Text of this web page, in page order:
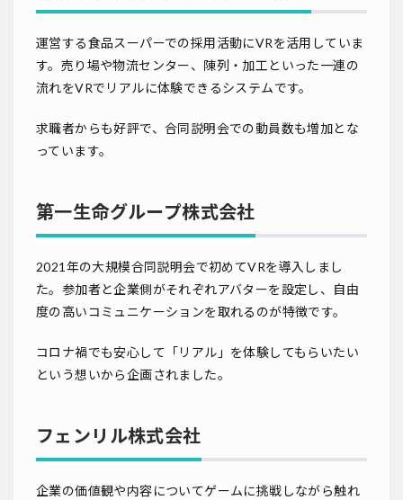
運営する食品スーパーでの採用活動にVRを活用していま
す。売り場や物流センター、陳列・加工といった一連の
流れをVRでリアルに体験できるシステムです。
求職者からも好評で、合同説明会での動員数も増加とな
っています。
第一生命グループ株式会社
2021年の大規模合同説明会で初めてVRを導入しまし
た。参加者と企業側がそれぞれアバターを設定し、自由
度の高いコミュニケーションを取れるのが特徴です。
コロナ禍でも安心して「リアル」を体験してもらいたい
という想いから企画されました。
フェンリル株式会社
企業の価値観や内容についてゲームに挑戦しながら触れ